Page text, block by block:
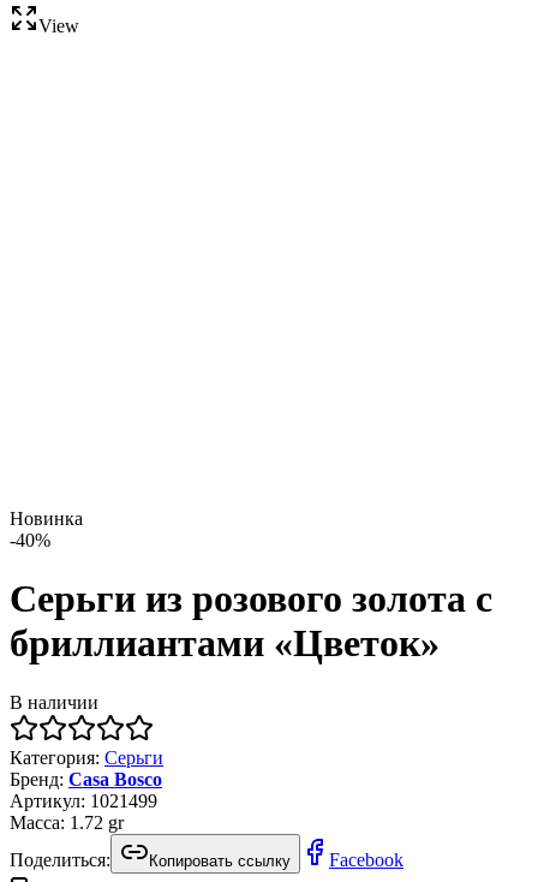
View
Новинка
-40%
Серьги из розового золота с
бриллиантами «Цветок»
В наличии
Категория: Серьги
Бренд: Casa Bosco
Артикул: 1021499
Масса: 1.72 gr
Поделиться:
Копировать ссылку Facebook